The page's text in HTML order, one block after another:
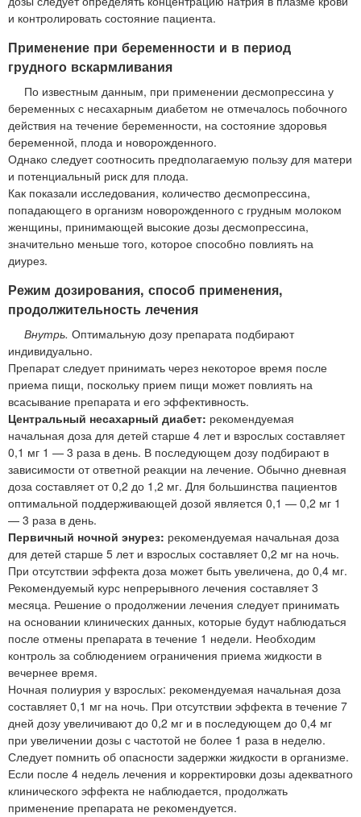
и контролировать состояние пациента.
Применение при беременности и в период
грудного вскармливания
По известным данным, при применении десмопрессина у
беременных с несахарным диабетом не отмечалось побочного
действия на течение беременности, на состояние здоровья
беременной, плода и новорожденного.
Однако следует соотносить предполагаемую пользу для матери
и потенциальный риск для плода.
Как показали исследования, количество десмопрессина,
попадающего в организм новорожденного с грудным молоком
женщины, принимающей высокие дозы десмопрессина,
значительно меньше того, которое способно повлиять на
диурез.
Режим дозирования, способ применения,
продолжительность лечения
Внутрь. Оптимальную дозу препарата подбирают
индивидуально.
Препарат следует принимать через некоторое время после
приема пищи, поскольку прием пищи может повлиять на
всасывание препарата и его эффективность.
Центральный несахарный диабет: рекомендуемая
начальная доза для детей старше 4 лет и взрослых составляет
0,1 мг 1 — 3 раза в день. В последующем дозу подбирают в
зависимости от ответной реакции на лечение. Обычно дневная
доза составляет от 0,2 до 1,2 мг. Для большинства пациентов
оптимальной поддерживающей дозой является 0,1 — 0,2 мг 1
— 3 раза в день.
Первичный ночной энурез: рекомендуемая начальная доза
для детей старше 5 лет и взрослых составляет 0,2 мг на ночь.
При отсутствии эффекта доза может быть увеличена, до 0,4 мг.
Рекомендуемый курс непрерывного лечения составляет 3
месяца. Решение о продолжении лечения следует принимать
на основании клинических данных, которые будут наблюдаться
после отмены препарата в течение 1 недели. Необходим
контроль за соблюдением ограничения приема жидкости в
вечернее время.
Ночная полиурия у взрослых: рекомендуемая начальная доза
составляет 0,1 мг на ночь. При отсутствии эффекта в течение 7
дней дозу увеличивают до 0,2 мг и в последующем до 0,4 мг
при увеличении дозы с частотой не более 1 раза в неделю.
Следует помнить об опасности задержки жидкости в организме.
Если после 4 недель лечения и корректировки дозы адекватного
клинического эффекта не наблюдается, продолжать
применение препарата не рекомендуется.